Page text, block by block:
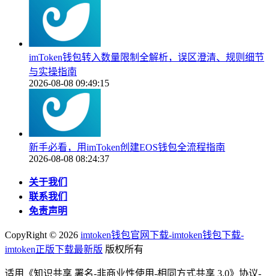
imToken钱包转入数量限制全解析，误区澄清、规则细节
与实操指南
2026-08-08 09:49:15
新手必看，用imToken创建EOS钱包全流程指南
2026-08-08 08:24:37
关于我们
联系我们
免责声明
CopyRight © 2026 imtoken钱包官网下载-imtoken钱包下载-
imtoken正版下载最新版 版权所有
适用《知识共享 署名-非商业性使用-相同方式共享 3.0》协议-